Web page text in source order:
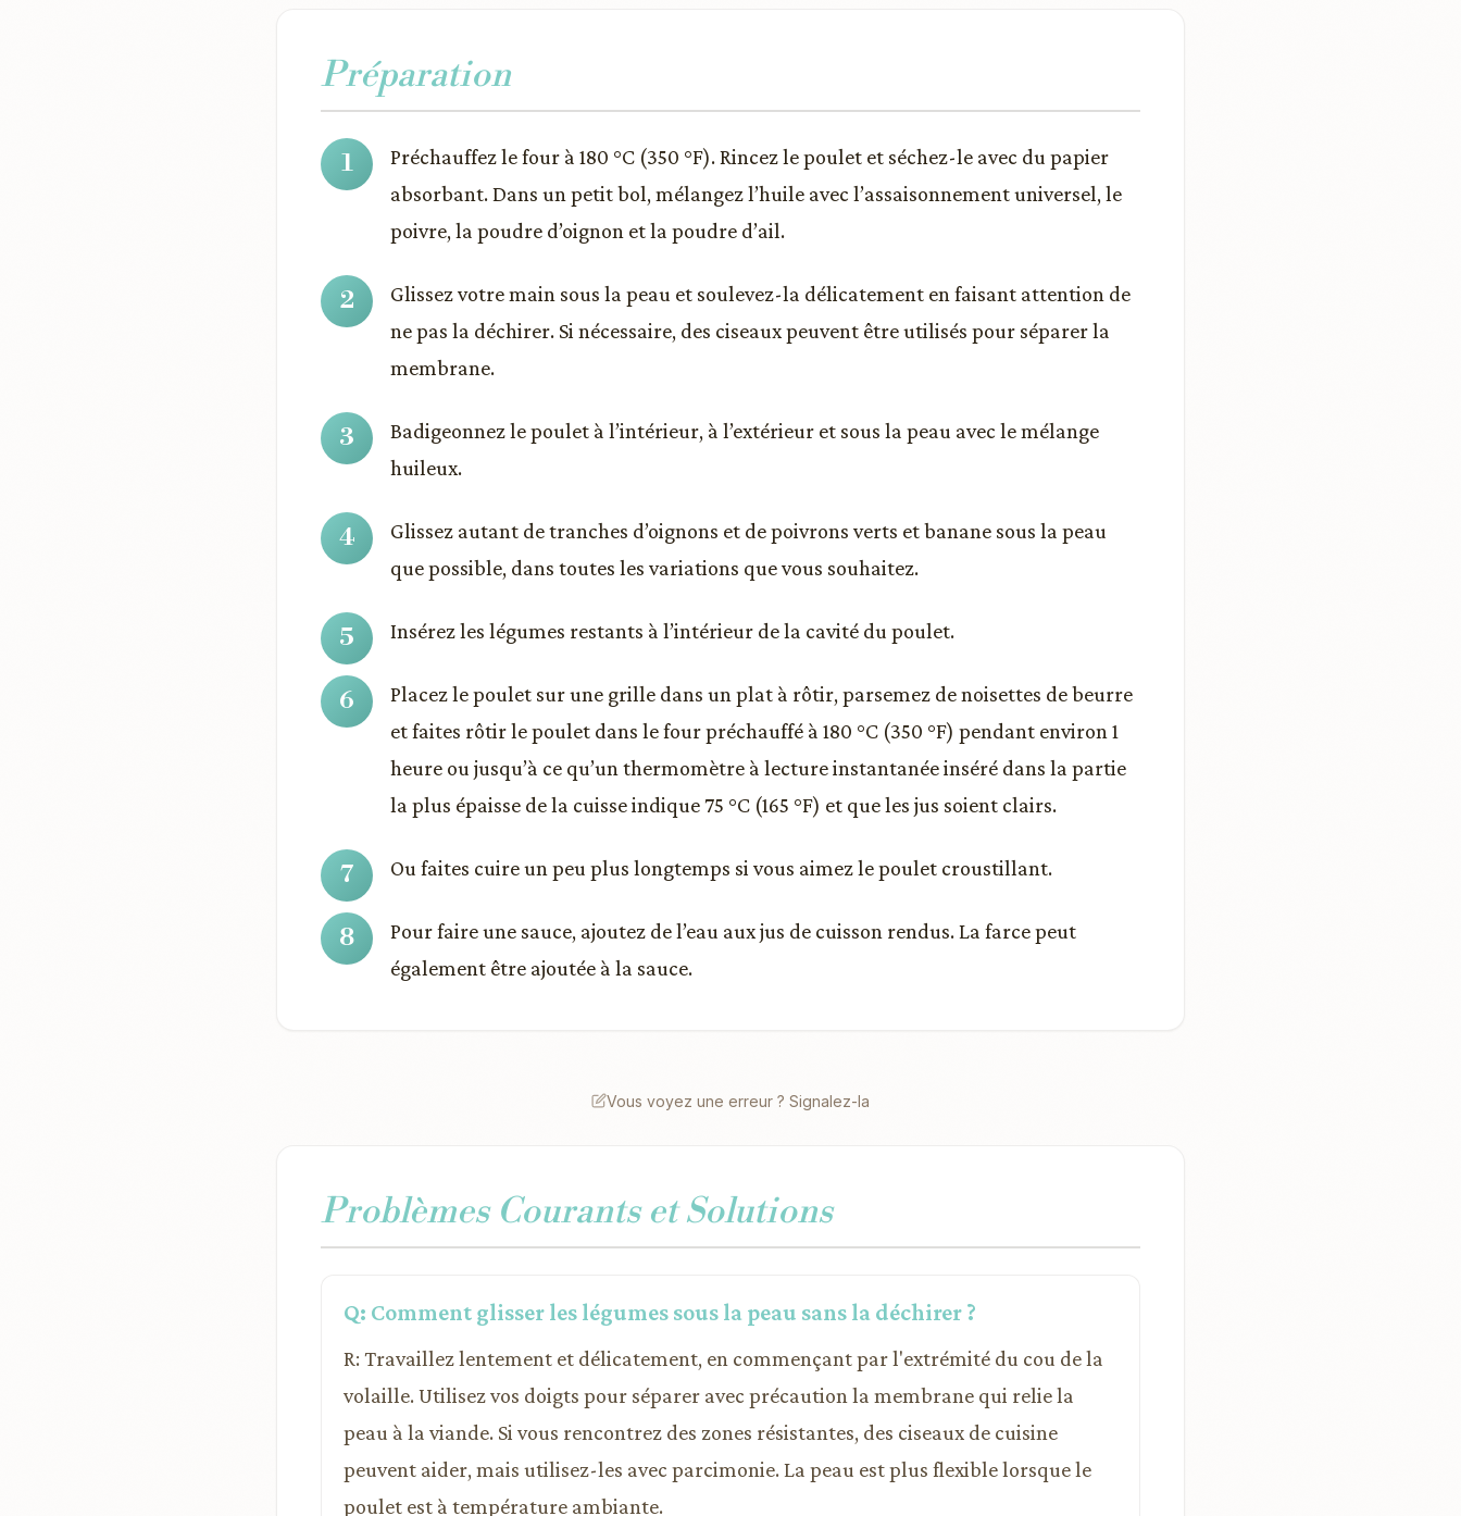
Préparation
Préchauffez le four à 180 °C (350 °F). Rincez le poulet et séchez-le avec du papier
absorbant. Dans un petit bol, mélangez l’huile avec l’assaisonnement universel, le
poivre, la poudre d’oignon et la poudre d’ail.
Glissez votre main sous la peau et soulevez-la délicatement en faisant attention de
ne pas la déchirer. Si nécessaire, des ciseaux peuvent être utilisés pour séparer la
membrane.
Badigeonnez le poulet à l’intérieur, à l’extérieur et sous la peau avec le mélange
huileux.
Glissez autant de tranches d’oignons et de poivrons verts et banane sous la peau
que possible, dans toutes les variations que vous souhaitez.
Insérez les légumes restants à l’intérieur de la cavité du poulet.
Placez le poulet sur une grille dans un plat à rôtir, parsemez de noisettes de beurre
et faites rôtir le poulet dans le four préchauffé à 180 °C (350 °F) pendant environ 1
heure ou jusqu’à ce qu’un thermomètre à lecture instantanée inséré dans la partie
la plus épaisse de la cuisse indique 75 °C (165 °F) et que les jus soient clairs.
Ou faites cuire un peu plus longtemps si vous aimez le poulet croustillant.
Pour faire une sauce, ajoutez de l’eau aux jus de cuisson rendus. La farce peut
également être ajoutée à la sauce.
Vous voyez une erreur ? Signalez-la
Problèmes Courants et Solutions
Q: Comment glisser les légumes sous la peau sans la déchirer ?
R: Travaillez lentement et délicatement, en commençant par l'extrémité du cou de la
volaille. Utilisez vos doigts pour séparer avec précaution la membrane qui relie la
peau à la viande. Si vous rencontrez des zones résistantes, des ciseaux de cuisine
peuvent aider, mais utilisez-les avec parcimonie. La peau est plus flexible lorsque le
poulet est à température ambiante.